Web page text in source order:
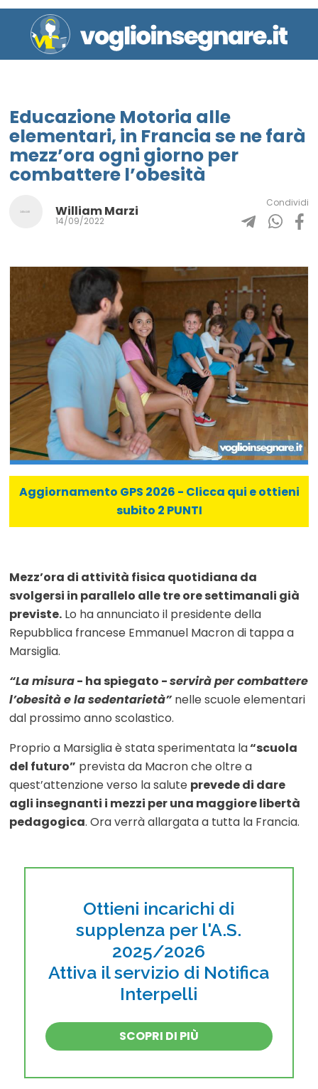
Educazione Motoria alle
elementari, in Francia se ne farà
mezz’ora ogni giorno per
combattere l’obesità
William Marzi
14/09/2022
Condividi
Aggiornamento GPS 2026 - Clicca qui e ottieni
subito 2 PUNTI
Mezz’ora di attività fisica quotidiana da
svolgersi in parallelo alle tre ore settimanali già
previste. Lo ha annunciato il presidente della
Repubblica francese Emmanuel Macron di tappa a
Marsiglia.
“La misura- ha spiegato -servirà per combattere
l’obesità e la sedentarietà”nelle scuole elementari
dal prossimo anno scolastico.
Proprio a Marsiglia è stata sperimentata la“scuola
del futuro” prevista da Macron che oltre a
quest’attenzione verso la salute prevede di dare
agli insegnanti i mezzi per una maggiore libertà
pedagogica. Ora verrà allargata a tutta la Francia.
Ottieni incarichi di
supplenza per l'A.S.
2025/2026
Attiva il servizio di Notifica
Interpelli
SCOPRI DI PIÙ